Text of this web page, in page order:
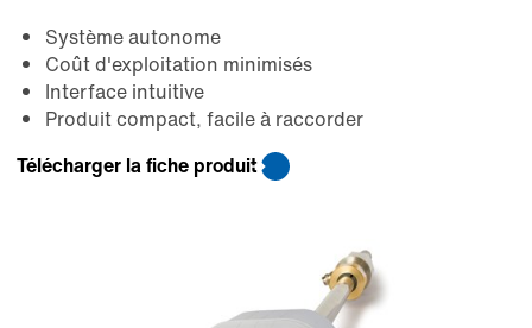
Système autonome
Coût d'exploitation minimisés
Interface intuitive
Produit compact, facile à raccorder
Télécharger la fiche produit